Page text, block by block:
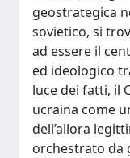
geostrategica
sovietico, si
ad essere il
ed ideologico
luce dei fatti, il
ucraina come
dell’allora
orchestrato da